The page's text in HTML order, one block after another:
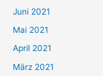
c
h
:
Juni 2021
Mai 2021
April 2021
März 2021